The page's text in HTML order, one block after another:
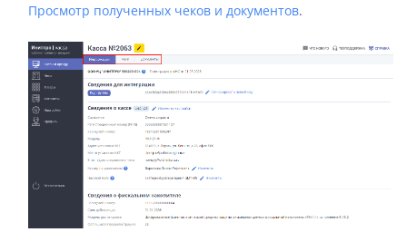
Просмотр полученных чеков и документов.